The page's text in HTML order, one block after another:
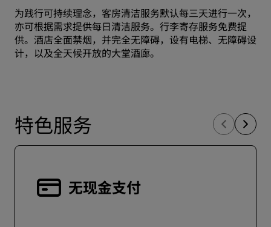
为践行可持续理念，客房清洁服务默认每三天进行一次，
亦可根据需求提供每日清洁服务。行李寄存服务免费提
供。酒店全面禁烟，并完全无障碍，设有电梯、无障碍设
计，以及全天候开放的大堂酒廊。
特色服务
无现金支付